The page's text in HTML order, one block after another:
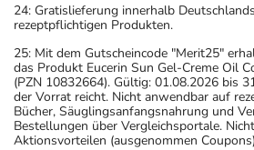
24: Gratislieferung innerhalb
rezeptpflichtigen Produkten.
25: Mit dem Gutscheincode "Merit25"
das Produkt Eucerin Sun Gel-Creme Oil
(PZN 10832664). Gültig: 01.08.2026 bis
der Vorrat reicht. Nicht anwendbar auf
Bücher, Säuglingsanfangsnahrung und
Bestellungen über Vergleichsportale.
Aktionsvorteilen (ausgenommen